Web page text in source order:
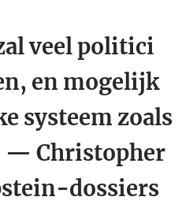
veel politici
en mogelijk
systeem zoals
— Christopher
dossiers